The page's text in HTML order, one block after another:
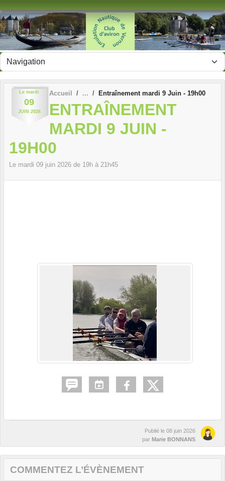
Le mardi
09
JUIN 2026
Accueil Entraînement mardi 9 Juin - 19h00
ENTRAÎNEMENT
MARDI 9 JUIN -
19H00
Le mardi 09 juin 2026 de 19h à 21h45
Publié le 08 juin 2026
par Marie BONNANS
COMMENTEZ L’ÉVÈNEMENT